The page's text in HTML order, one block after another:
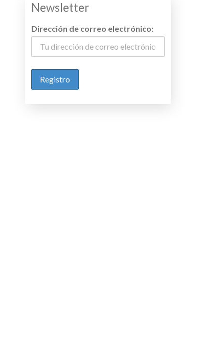
Newsletter
Dirección de correo electrónico: